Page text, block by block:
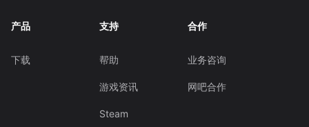
产品
下载
支持
帮助
游戏资讯
Steam
合作
业务咨询
网吧合作